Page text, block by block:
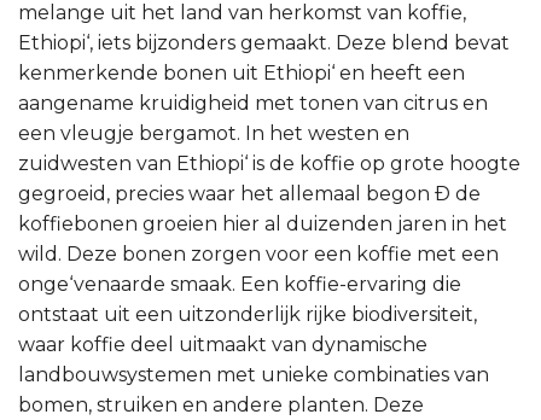
melange uit het land van herkomst van koffie,
Ethiopi‘, iets bijzonders gemaakt. Deze blend bevat
kenmerkende bonen uit Ethiopi‘ en heeft een
aangename kruidigheid met tonen van citrus en
een vleugje bergamot. In het westen en
zuidwesten van Ethiopi‘ is de koffie op grote hoogte
gegroeid, precies waar het allemaal begon Ð de
koffiebonen groeien hier al duizenden jaren in het
wild. Deze bonen zorgen voor een koffie met een
onge‘venaarde smaak. Een koffie-ervaring die
ontstaat uit een uitzonderlijk rijke biodiversiteit,
waar koffie deel uitmaakt van dynamische
landbouwsystemen met unieke combinaties van
bomen, struiken en andere planten. Deze